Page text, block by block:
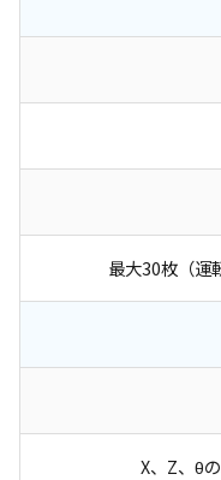
最大30枚（運
X、Z、θ